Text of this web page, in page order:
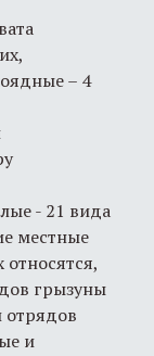
– 4
- 21 вида
местные
грызуны
отрядов
и